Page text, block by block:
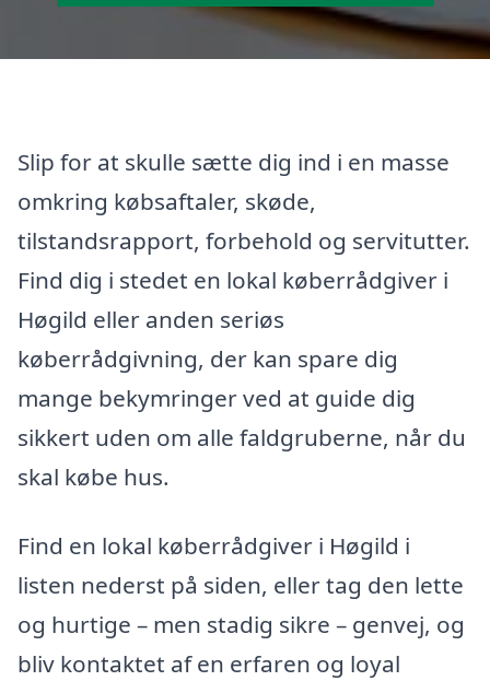
Slip for at skulle sætte dig ind i en masse
omkring købsaftaler, skøde,
tilstandsrapport, forbehold og servitutter.
Find dig i stedet en lokal køberrådgiver i
Høgild eller anden seriøs
køberrådgivning, der kan spare dig
mange bekymringer ved at guide dig
sikkert uden om alle faldgruberne, når du
skal købe hus.
Find en lokal køberrådgiver i Høgild i
listen nederst på siden, eller tag den lette
og hurtige – men stadig sikre – genvej, og
bliv kontaktet af en erfaren og loyal